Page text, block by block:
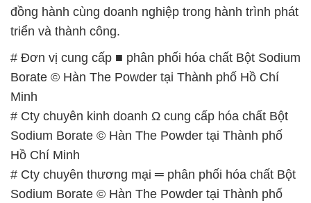
đồng hành cùng doanh nghiệp trong hành trình phát
triển và thành công.
# Đơn vị cung cấp ■ phân phối hóa chất Bột Sodium
Borate © Hàn The Powder tại Thành phố Hồ Chí
Minh
# Cty chuyên kinh doanh Ω cung cấp hóa chất Bột
Sodium Borate © Hàn The Powder tại Thành phố
Hồ Chí Minh
# Cty chuyên thương mại ═ phân phối hóa chất Bột
Sodium Borate © Hàn The Powder tại Thành phố